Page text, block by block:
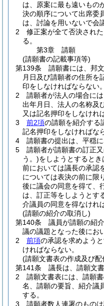
は、原案に最も遠いもの
決の順序について出席委
は、討論を用いないで会
2
修正案が全て否決され
る。
第3章
請願
(請願書の記載事項等)
第139条
請願書には、邦
月日及び請願者の住所を
印をしなければならない。
2
請願者が法人の場合に
出年月日、法人の名称及
又は記名押印をしなけれ
3
前2項の請願を紹介する
記名押印をしなければな
4
請願書の提出は、平穏
5
請願者が請願書の訂正
う。)をしようとすると
前においては議長の承認
については表決の前に限
後に議会の同意を得て、
は、訂正等をしようとす
介議員の同意を得なけれ
(請願の紹介の取消し)
第140条
議員が請願の紹
議の議題となった後にお
2
前項の承認を求めよう
ければならない。
(請願文書表の作成及び配
第141条
議長は、請願文
2
請願文書表には、請願
名、請願の要旨、紹介議
する。
3
請願者数人連署のもの